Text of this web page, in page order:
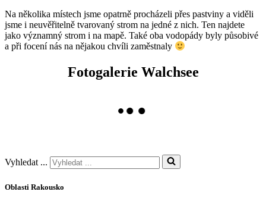
Na několika místech jsme opatrně procházeli přes pastviny a viděli
jsme i neuvěřitelně tvarovaný strom na jedné z nich. Ten najdete
jako významný strom i na mapě. Také oba vodopády byly působivé
a při focení nás na nějakou chvíli zaměstnaly
Fotogalerie Walchsee
Vyhledat ...
Oblasti Rakousko